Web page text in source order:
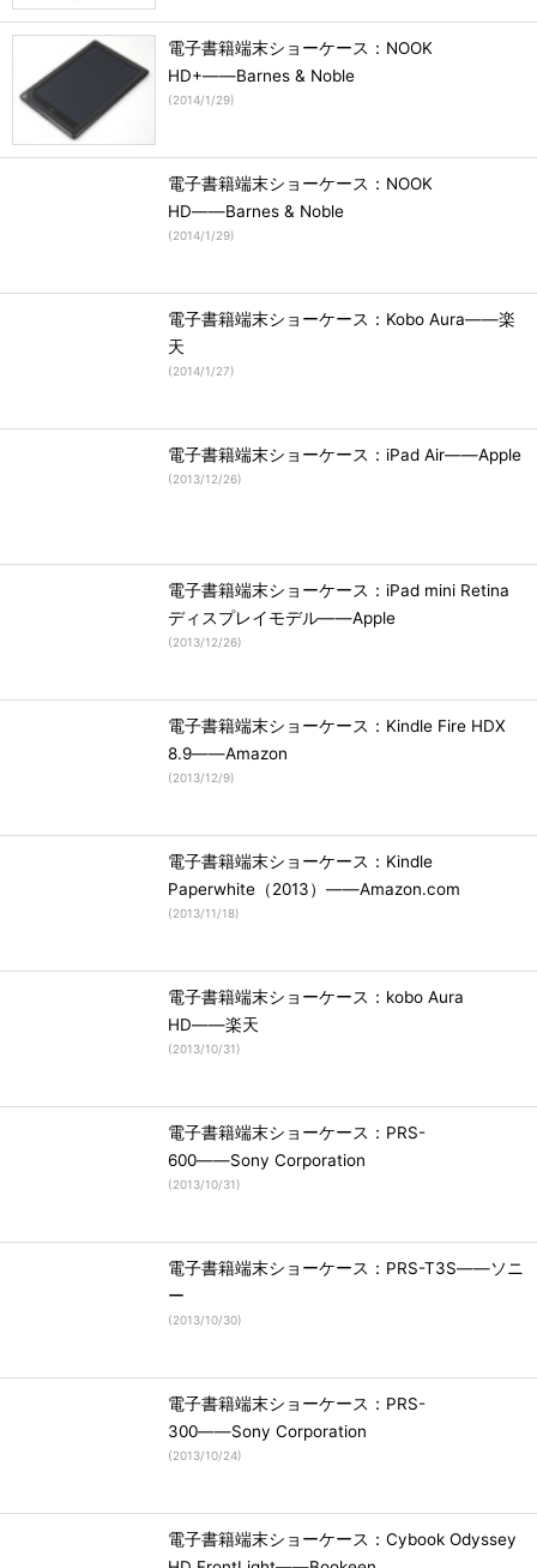
電子書籍端末ショーケース：NOOK
HD+――Barnes & Noble
(2014/1/29)
電子書籍端末ショーケース：NOOK
HD――Barnes & Noble
(2014/1/29)
電子書籍端末ショーケース：Kobo Aura――楽
天
(2014/1/27)
電子書籍端末ショーケース：iPad Air――Apple
(2013/12/26)
電子書籍端末ショーケース：iPad mini Retina
ディスプレイモデル――Apple
(2013/12/26)
電子書籍端末ショーケース：Kindle Fire HDX
8.9――Amazon
(2013/12/9)
電子書籍端末ショーケース：Kindle
Paperwhite（2013）――Amazon.com
(2013/11/18)
電子書籍端末ショーケース：kobo Aura
HD――楽天
(2013/10/31)
電子書籍端末ショーケース：PRS-
600――Sony Corporation
(2013/10/31)
電子書籍端末ショーケース：PRS-T3S――ソニ
ー
(2013/10/30)
電子書籍端末ショーケース：PRS-
300――Sony Corporation
(2013/10/24)
電子書籍端末ショーケース：Cybook Odyssey